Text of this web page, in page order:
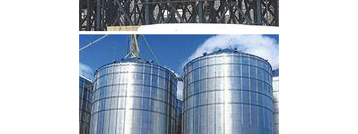
CLIQUEZ POUR AGRANDIR